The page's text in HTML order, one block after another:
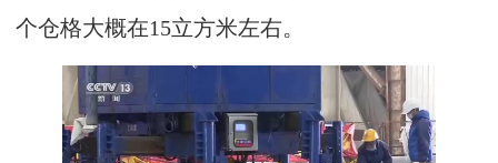
个仓格大概在15立方米左右。